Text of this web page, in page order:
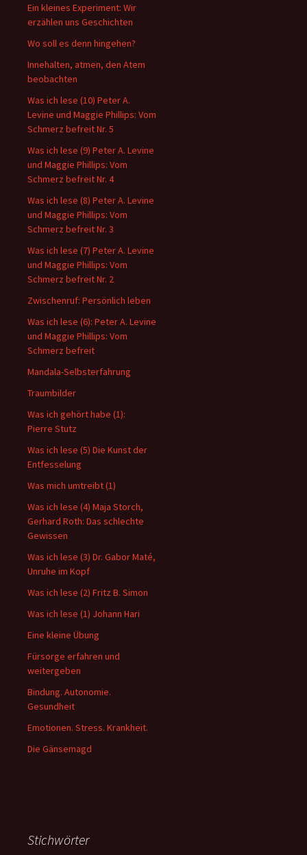
Ein kleines Experiment: Wir
erzählen uns Geschichten
Wo soll es denn hingehen?
Innehalten, atmen, den Atem
beobachten
Was ich lese (10) Peter A.
Levine und Maggie Phillips: Vom
Schmerz befreit Nr. 5
Was ich lese (9) Peter A. Levine
und Maggie Phillips: Vom
Schmerz befreit Nr. 4
Was ich lese (8) Peter A. Levine
und Maggie Phillips: Vom
Schmerz befreit Nr. 3
Was ich lese (7) Peter A. Levine
und Maggie Phillips: Vom
Schmerz befreit Nr. 2
Zwischenruf: Persönlich leben
Was ich lese (6): Peter A. Levine
und Maggie Phillips: Vom
Schmerz befreit
Mandala-Selbsterfahrung
Traumbilder
Was ich gehört habe (1):
Pierre Stutz
Was ich lese (5) Die Kunst der
Entfesselung
Was mich umtreibt (1)
Was ich lese (4) Maja Storch,
Gerhard Roth: Das schlechte
Gewissen
Was ich lese (3) Dr. Gabor Maté,
Unruhe im Kopf
Was ich lese (2) Fritz B. Simon
Was ich lese (1) Johann Hari
Eine kleine Übung
Fürsorge erfahren und
weitergeben
Bindung. Autonomie.
Gesundheit
Emotionen. Stress. Krankheit.
Die Gänsemagd
Stichwörter